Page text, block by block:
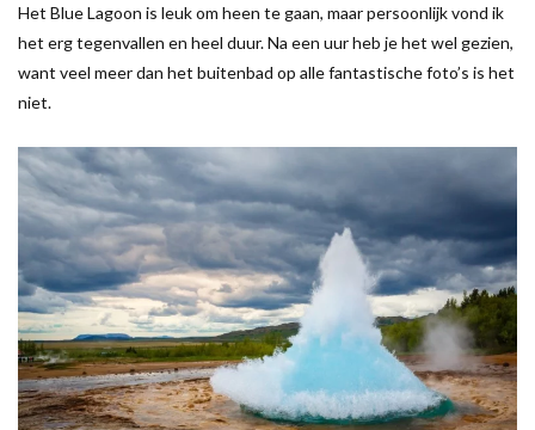
Het Blue Lagoon is leuk om heen te gaan, maar persoonlijk vond ik
het erg tegenvallen en heel duur. Na een uur heb je het wel gezien,
want veel meer dan het buitenbad op alle fantastische foto’s is het
niet.